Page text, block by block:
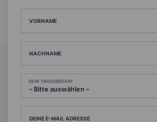
VORNAME
NACHNAME
DEIN TAGESBEDARF
DEINE E-MAIL ADRESSE